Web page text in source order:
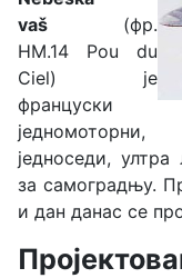
vaš (фр.
HM.14
Pou du
Ciel) је
француски
једномоторни,
једноседи,
за самоградњу.
и дан данас се